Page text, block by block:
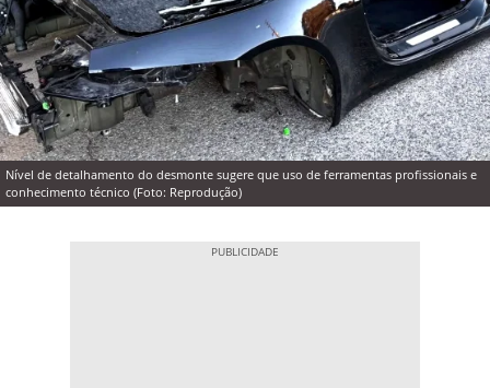
Nível de detalhamento do desmonte sugere que uso de ferramentas profissionais e
conhecimento técnico (Foto: Reprodução)